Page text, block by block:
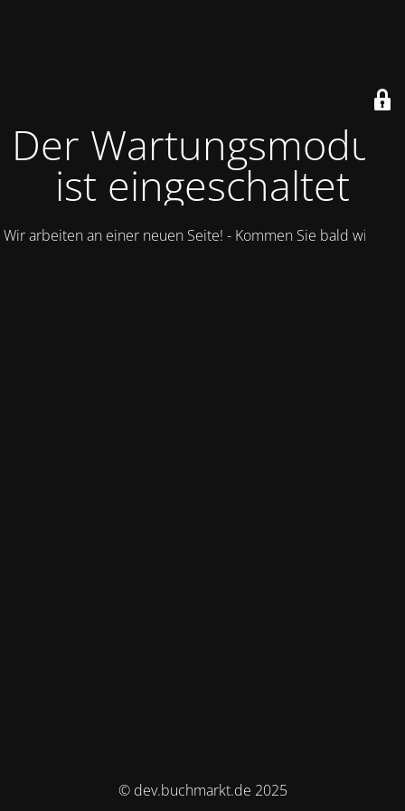
Der Wartungsmodus
ist eingeschaltet
Wir arbeiten an einer neuen Seite! - Kommen Sie bald wieder.
© dev.buchmarkt.de 2025